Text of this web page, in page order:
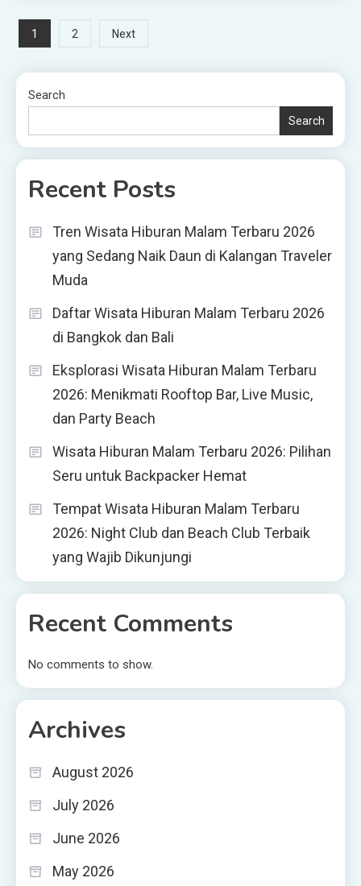
Posts
pagination
1 2 Next
Search
Search
Recent Posts
Tren Wisata Hiburan Malam Terbaru 2026
yang Sedang Naik Daun di Kalangan Traveler
Muda
Daftar Wisata Hiburan Malam Terbaru 2026
di Bangkok dan Bali
Eksplorasi Wisata Hiburan Malam Terbaru
2026: Menikmati Rooftop Bar, Live Music,
dan Party Beach
Wisata Hiburan Malam Terbaru 2026: Pilihan
Seru untuk Backpacker Hemat
Tempat Wisata Hiburan Malam Terbaru
2026: Night Club dan Beach Club Terbaik
yang Wajib Dikunjungi
Recent Comments
No comments to show.
Archives
August 2026
July 2026
June 2026
May 2026